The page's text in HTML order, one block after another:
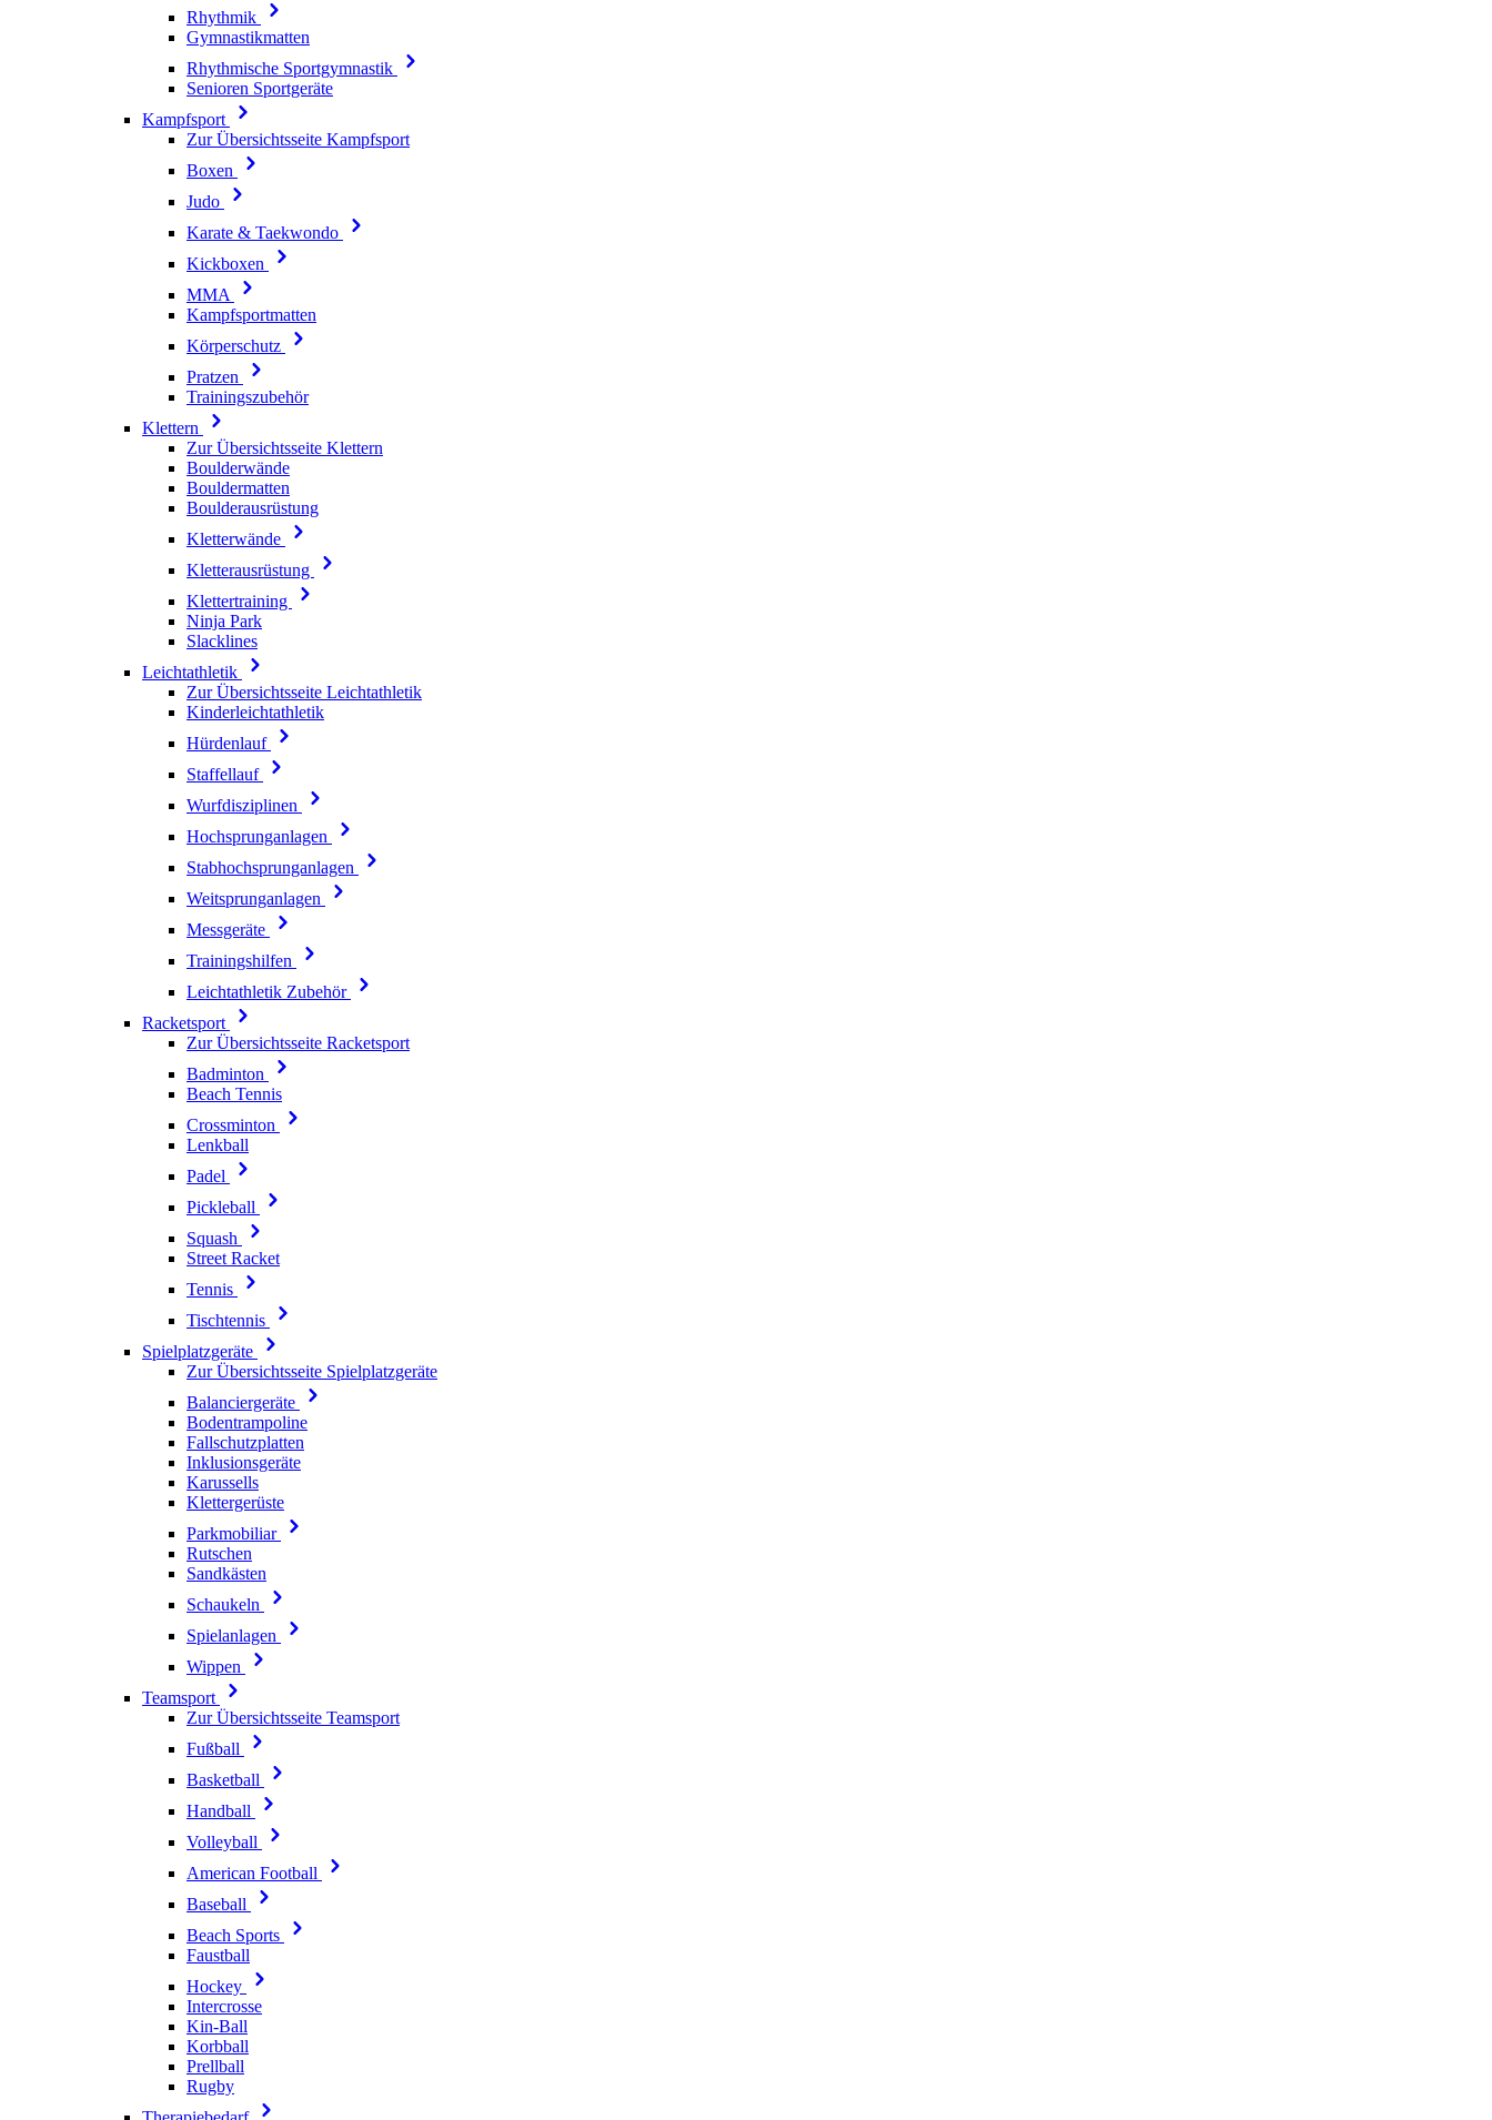
Rhythmik
Gymnastikmatten
Rhythmische Sportgymnastik
Senioren Sportgeräte
Kampfsport
Zur Übersichtsseite Kampfsport
Boxen
Judo
Karate & Taekwondo
Kickboxen
MMA
Kampfsportmatten
Körperschutz
Pratzen
Trainingszubehör
Klettern
Zur Übersichtsseite Klettern
Boulderwände
Bouldermatten
Boulderausrüstung
Kletterwände
Kletterausrüstung
Klettertraining
Ninja Park
Slacklines
Leichtathletik
Zur Übersichtsseite Leichtathletik
Kinderleichtathletik
Hürdenlauf
Staffellauf
Wurfdisziplinen
Hochsprunganlagen
Stabhochsprunganlagen
Weitsprunganlagen
Messgeräte
Trainingshilfen
Leichtathletik Zubehör
Racketsport
Zur Übersichtsseite Racketsport
Badminton
Beach Tennis
Crossminton
Lenkball
Padel
Pickleball
Squash
Street Racket
Tennis
Tischtennis
Spielplatzgeräte
Zur Übersichtsseite Spielplatzgeräte
Balanciergeräte
Bodentrampoline
Fallschutzplatten
Inklusionsgeräte
Karussells
Klettergerüste
Parkmobiliar
Rutschen
Sandkästen
Schaukeln
Spielanlagen
Wippen
Teamsport
Zur Übersichtsseite Teamsport
Fußball
Basketball
Handball
Volleyball
American Football
Baseball
Beach Sports
Faustball
Hockey
Intercrosse
Kin-Ball
Korbball
Prellball
Rugby